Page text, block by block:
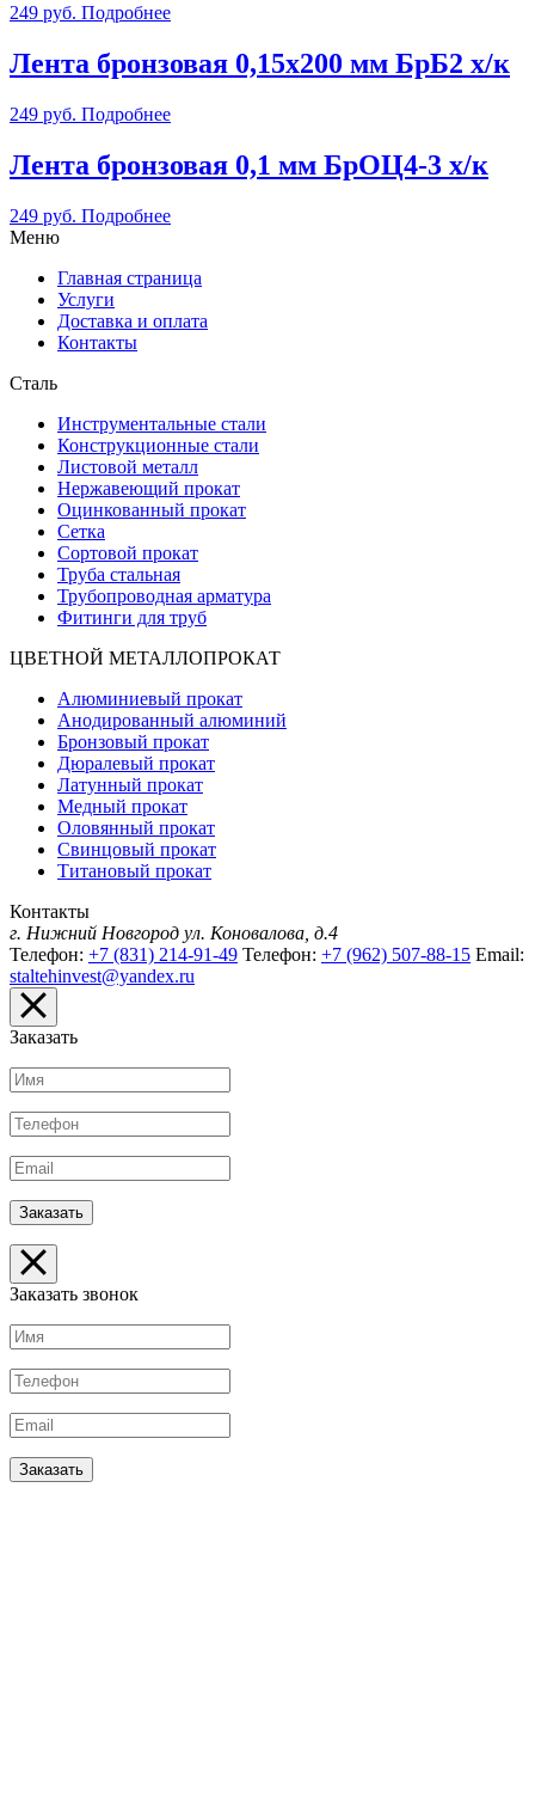
249 руб. Подробнее
Лента бронзовая 0,15х200 мм БрБ2 х/к
249 руб. Подробнее
Лента бронзовая 0,1 мм БрОЦ4-3 х/к
249 руб. Подробнее
Меню
Главная страница
Услуги
Доставка и оплата
Контакты
Сталь
Инструментальные стали
Конструкционные стали
Листовой металл
Нержавеющий прокат
Оцинкованный прокат
Сетка
Сортовой прокат
Труба стальная
Трубопроводная арматура
Фитинги для труб
ЦВЕТНОЙ МЕТАЛЛОПРОКАТ
Алюминиевый прокат
Анодированный алюминий
Бронзовый прокат
Дюралевый прокат
Латунный прокат
Медный прокат
Оловянный прокат
Свинцовый прокат
Титановый прокат
Контакты
г. Нижний Новгород ул. Коновалова, д.4
Телефон: +7 (831) 214-91-49 Телефон: +7 (962) 507-88-15 Email:
staltehinvest@yandex.ru
Заказать
Заказать звонок